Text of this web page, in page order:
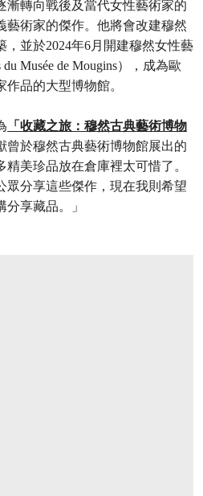
漸轉向戰後及當代女性藝術家的
藝術家的傑作。他將會改建穆然
並於2024年6月開建穆然女性藝
Musée de Mougins），成為歐
品的大型博物館。
「收藏之旅：穆然古典藝術博物
曾於穆然古典藝術博物館展出的
美珍品放在倉庫裡太可惜了。
眾分享這些傑作，現在我則希望
享藏品。」